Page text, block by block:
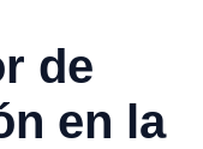
de
en la